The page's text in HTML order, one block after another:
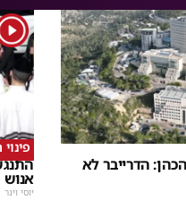
הדרייבר לא
1
אנוש
יוסי וינר